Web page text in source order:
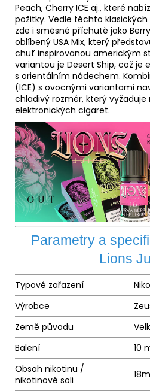
Peach, Cherry ICE aj., které
požitky. Vedle těchto
zde i směsné příchutě jako
oblíbený USA Mix, který
chuť inspirovanou americkým
variantou je Desert Ship, což je
s orientálním nádechem.
(ICE) s ovocnými variantami
chladivý rozměr, který
elektronických cigaret.
Parametry a
Lions
Typové zařazení
Výrobce
Země původu
Balení
10
Obsah nikotinu /
nikotinové soli